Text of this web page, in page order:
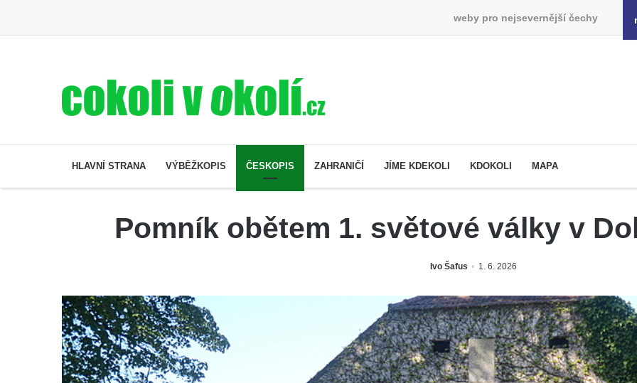
weby pro nejsevernější čechy
HLAVNÍ STRANA VÝBĚŽKOPIS ČESKOPIS ZAHRANIČÍ JÍME KDEKOLI KDOKOLI MAPA
Pomník obětem 1. světové války v
Ivo Šafus 1. 6. 2026